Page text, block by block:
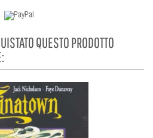
QUESTO PRODOTTO